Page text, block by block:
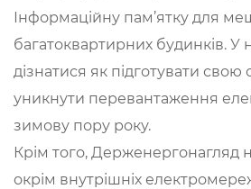
Інформаційну пам’ятку для
багатоквартирних будинків. У
дізнатися як підготувати
уникнути перевантаження
зимову пору року.
Крім того, Держенергонагляд
окрім внутрішніх